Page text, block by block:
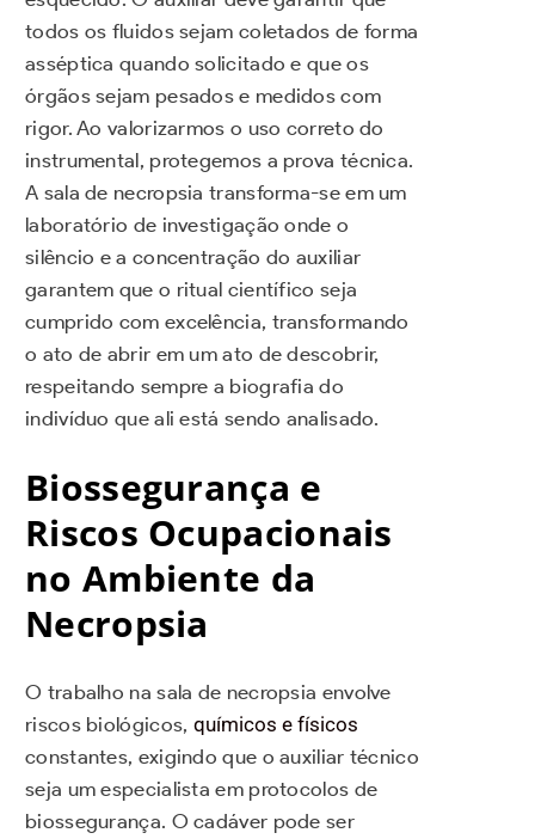
todos os fluidos sejam coletados de forma
asséptica quando solicitado e que os
órgãos sejam pesados e medidos com
rigor. Ao valorizarmos o uso correto do
instrumental, protegemos a prova técnica.
A sala de necropsia transforma-se em um
laboratório de investigação onde o
silêncio e a concentração do auxiliar
garantem que o ritual científico seja
cumprido com excelência, transformando
o ato de abrir em um ato de descobrir,
respeitando sempre a biografia do
indivíduo que ali está sendo analisado.
Biossegurança e
Riscos Ocupacionais
no Ambiente da
Necropsia
O trabalho na sala de necropsia envolve
riscos biológicos, químicos e físicos
constantes, exigindo que o auxiliar técnico
seja um especialista em protocolos de
biossegurança. O cadáver pode ser